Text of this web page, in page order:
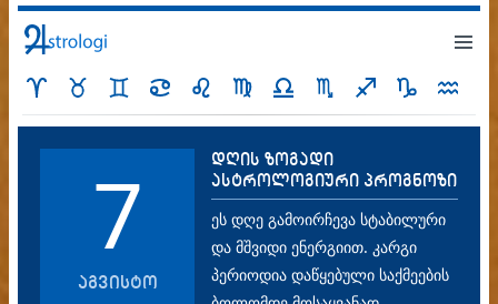
7
აგვისტო
დღის ზოგადი
ასტროლოგიური პროგნოზი
ეს დღე გამოირჩევა სტაბილური
და მშვიდი ენერგიით. კარგი
პერიოდია დაწყებული საქმეების